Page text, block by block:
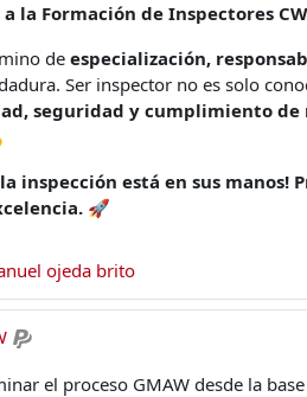
la Formación de Inspectores
deespecialización,
Ser inspector no es solo
seguridad y cumplimiento de
inspección está en sus manos!
🚀
ojeda brito
el proceso GMAW desde la